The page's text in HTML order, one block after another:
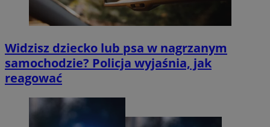
Widzisz dziecko lub psa w nagrzanym
samochodzie? Policja wyjaśnia, jak
reagować